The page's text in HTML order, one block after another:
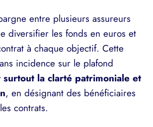
entre plusieurs assureurs
diversifier les fonds en euros et
à chaque objectif. Cette
incidence sur le plafond
surtout la clarté patrimoniale et
, en désignant des bénéficiaires
contrats.